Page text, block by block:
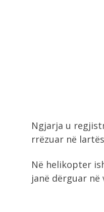
Ngjarja u
rrëzuar në
Në helikopter
janë dërguar
e
1:02